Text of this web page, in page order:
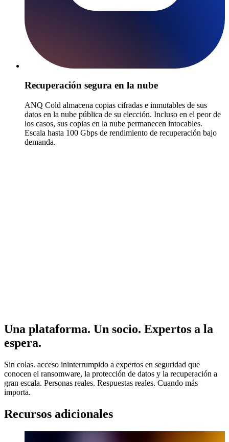
Recuperación segura en la nube
ANQ Cold almacena copias cifradas e inmutables de sus
datos en la nube pública de su elección. Incluso en el peor de
los casos, sus copias en la nube permanecen intocables.
Escala hasta 100 Gbps de rendimiento de recuperación bajo
demanda.
Una plataforma. Un socio. Expertos a la
espera.
Sin colas. acceso ininterrumpido a expertos en seguridad que
conocen el ransomware, la protección de datos y la recuperación a
gran escala. Personas reales. Respuestas reales. Cuando más
importa.
Recursos adicionales